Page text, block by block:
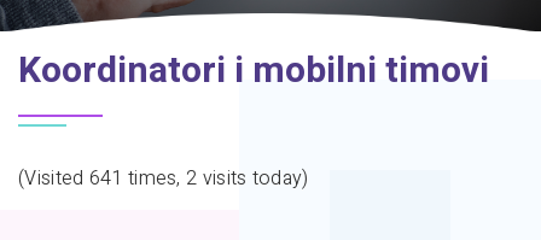
Koordinatori i mobilni timovi
(Visited 641 times, 2 visits today)